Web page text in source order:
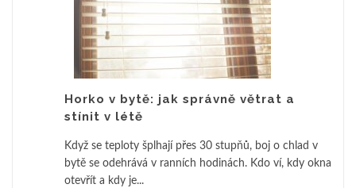
Horko v bytě: jak správně větrat a
stínit v létě
Když se teploty šplhají přes 30 stupňů, boj o chlad v
bytě se odehrává v ranních hodinách. Kdo ví, kdy okna
otevřít a kdy je...